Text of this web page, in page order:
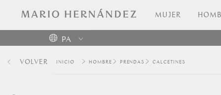
MUJER
PA
Colombia
VOLVER HOMBRE PRENDAS CALCETINES